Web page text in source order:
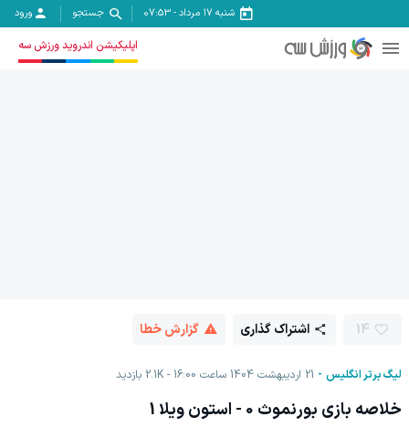
شنبه ۱۷ مرداد -
07:53 جستجو ورود
اپلیکیشن اندروید ورزش سه
لیگ برتر انگلیس 21 اردیبهشت 1404 ساعت 16:00 2.1K بازدید
14 اشتراک گذاری گزارش خطا
خلاصه بازی بورنموث 0 - استون ویلا 1